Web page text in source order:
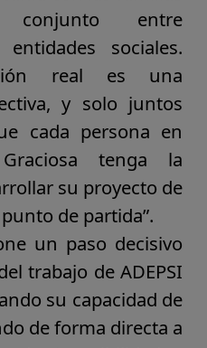
conjunto entre
sociales.
real es una
, y solo juntos
cada persona en
tenga la
su proyecto de
de partida”.
un paso decisivo
trabajo de ADEPSI
su capacidad de
de forma directa a